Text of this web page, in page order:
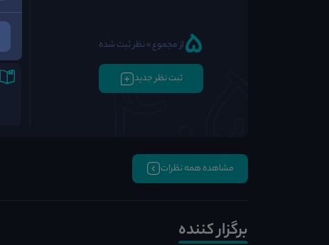
5از مجموع 0 نظر ثبت شده
ثبت نظر جدید
مشاهده همه نظرات
برگزار کننده